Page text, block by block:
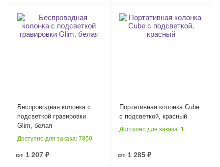
Беспроводная колонка с
подсветкой гравировки
Glim, белая
Доступно для заказа: 7850
от 1 207 ₽
Портативная колонка Cube
с подсветкой, красный
Доступно для заказа: 1
от 1 285 ₽